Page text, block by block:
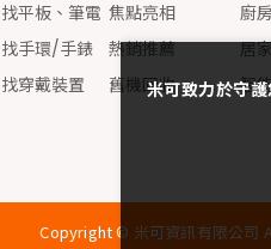
找平板、筆電
找手環/手錶
找穿戴裝置
焦點亮相
熱銷推薦
舊機回收
廚
居
智
Copyright © 米可資訊有限公司
米可致力於守